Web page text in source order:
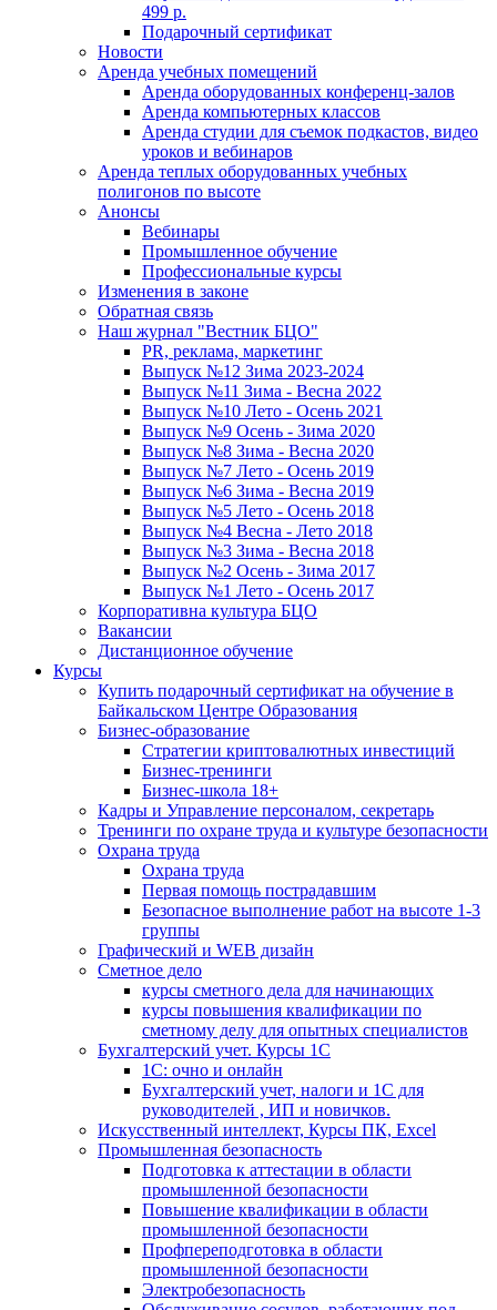
499 р.
Подарочный сертификат
Новости
Аренда учебных помещений
Аренда оборудованных конференц-залов
Аренда компьютерных классов
Аренда студии для съемок подкастов, видео
уроков и вебинаров
Аренда теплых оборудованных учебных
полигонов по высоте
Анонсы
Вебинары
Промышленное обучение
Профессиональные курсы
Изменения в законе
Обратная связь
Наш журнал "Вестник БЦО"
PR, реклама, маркетинг
Выпуск №12 Зима 2023-2024
Выпуск №11 Зима - Весна 2022
Выпуск №10 Лето - Осень 2021
Выпуск №9 Осень - Зима 2020
Выпуск №8 Зима - Весна 2020
Выпуск №7 Лето - Осень 2019
Выпуск №6 Зима - Весна 2019
Выпуск №5 Лето - Осень 2018
Выпуск №4 Весна - Лето 2018
Выпуск №3 Зима - Весна 2018
Выпуск №2 Осень - Зима 2017
Выпуск №1 Лето - Осень 2017
Корпоративна культура БЦО
Вакансии
Дистанционное обучение
Курсы
Купить подарочный сертификат на обучение в
Байкальском Центре Образования
Бизнес-образование
Стратегии криптовалютных инвестиций
Бизнес-тренинги
Бизнес-школа 18+
Кадры и Управление персоналом, секретарь
Тренинги по охране труда и культуре безопасности
Охрана труда
Охрана труда
Первая помощь пострадавшим
Безопасное выполнение работ на высоте 1-3
группы
Графический и WEB дизайн
Сметное дело
курсы сметного дела для начинающих
курсы повышения квалификации по
сметному делу для опытных специалистов
Бухгалтерский учет. Курсы 1С
1С: очно и онлайн
Бухгалтерский учет, налоги и 1С для
руководителей , ИП и новичков.
Искусственный интеллект, Курсы ПК, Excel
Промышленная безопасность
Подготовка к аттестации в области
промышленной безопасности
Повышение квалификации в области
промышленной безопасности
Профпереподготовка в области
промышленной безопасности
Электробезопасность